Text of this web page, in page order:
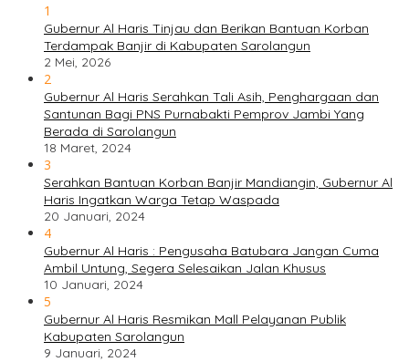
1
Gubernur Al Haris Tinjau dan Berikan Bantuan Korban
Terdampak Banjir di Kabupaten Sarolangun
2 Mei, 2026
2
Gubernur Al Haris Serahkan Tali Asih, Penghargaan dan
Santunan Bagi PNS Purnabakti Pemprov Jambi Yang
Berada di Sarolangun
18 Maret, 2024
3
Serahkan Bantuan Korban Banjir Mandiangin, Gubernur Al
Haris Ingatkan Warga Tetap Waspada
20 Januari, 2024
4
Gubernur Al Haris : Pengusaha Batubara Jangan Cuma
Ambil Untung, Segera Selesaikan Jalan Khusus
10 Januari, 2024
5
Gubernur Al Haris Resmikan Mall Pelayanan Publik
Kabupaten Sarolangun
9 Januari, 2024